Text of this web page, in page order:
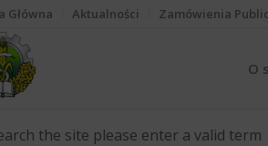
Główna Aktualności Zamówienia
O
the site please enter a valid term